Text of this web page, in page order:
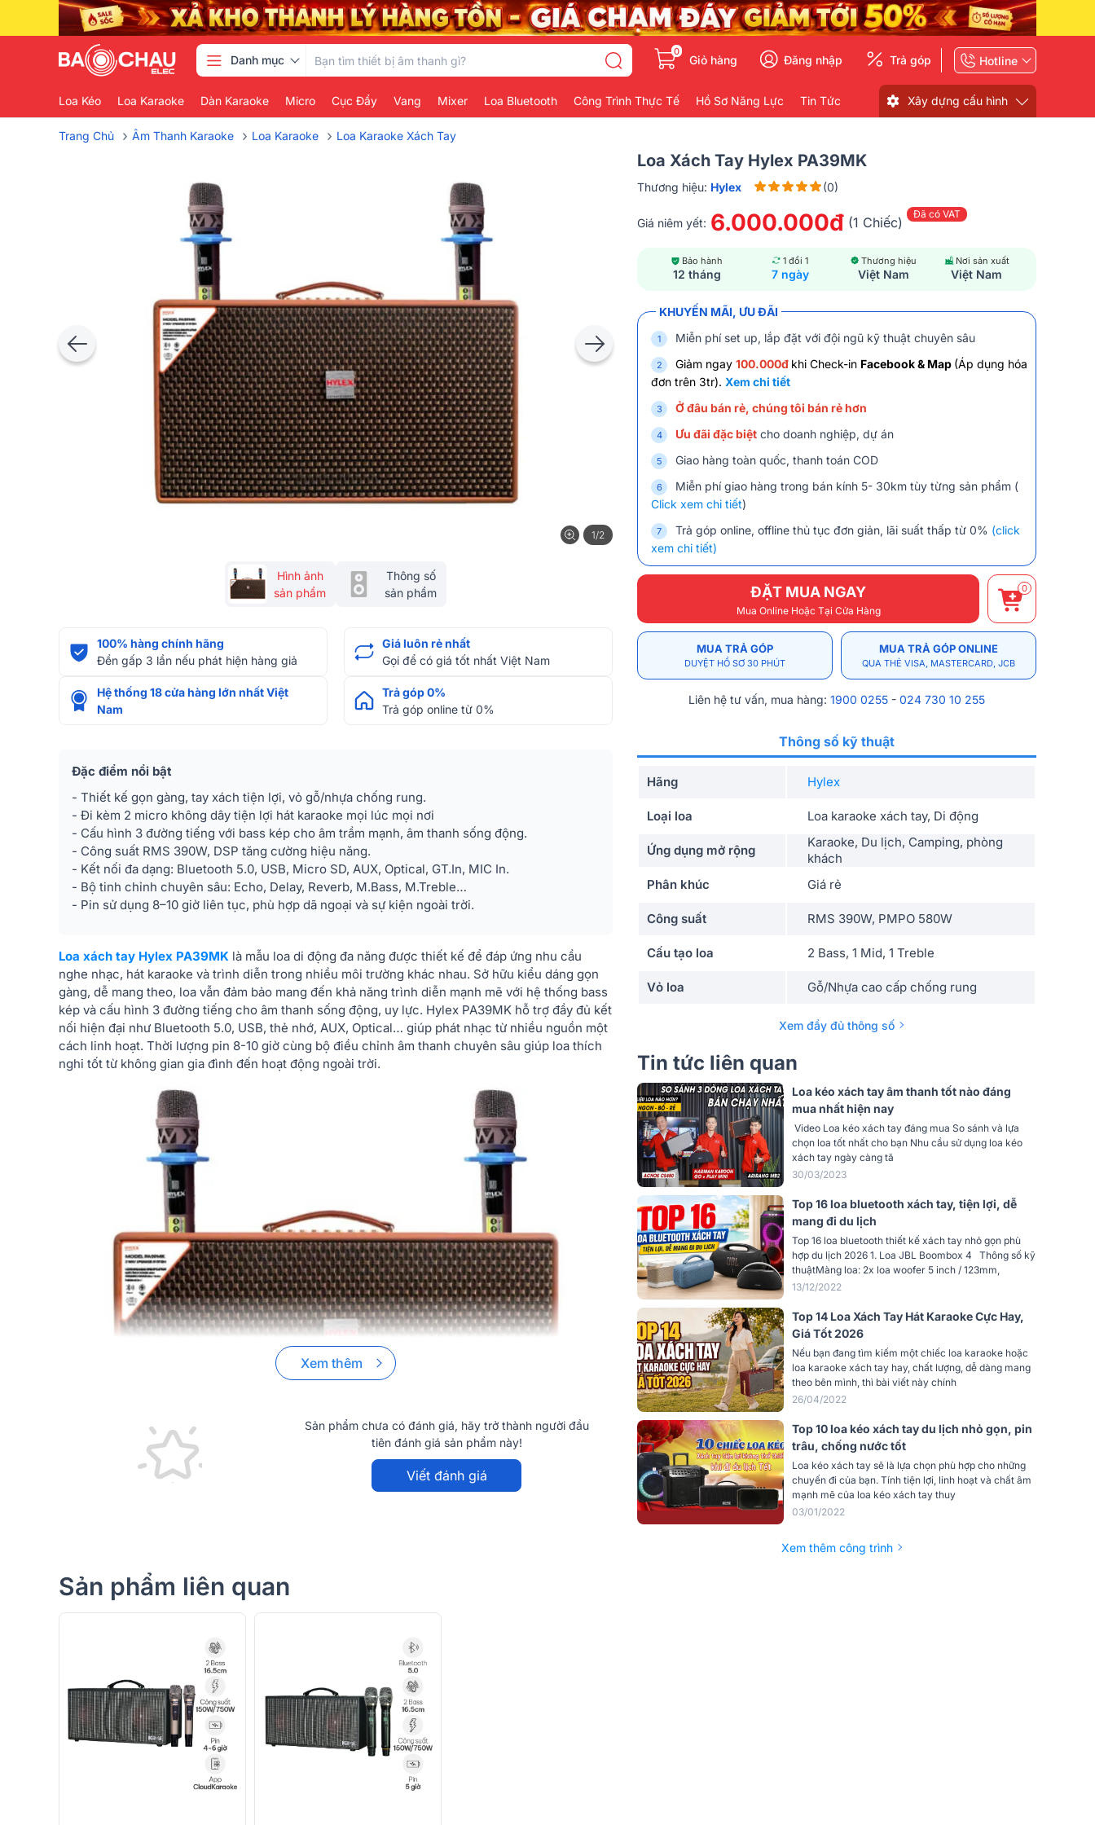
Danh mục
0
Giỏ hàng Đăng nhập Trả góp Hotline
Loa Kéo Loa Karaoke Dàn Karaoke Micro Cục Đẩy Vang Mixer Loa Bluetooth Công Trình Thực Tế Hồ Sơ Năng Lực Tin Tức Xây dựng cấu hình
Trang Chủ › Âm Thanh Karaoke › Loa Karaoke › Loa Karaoke Xách Tay
1/2
Hình ảnh
sản phẩm
Thông số
sản phẩm
100% hàng chính hãng
Đền gấp 3 lần nếu phát hiện hàng giả
Giá luôn rẻ nhất
Gọi để có giá tốt nhất Việt Nam
Hệ thống 18 cửa hàng lớn nhất Việt
Nam
Trả góp 0%
Trả góp online từ 0%
Đặc điểm nổi bật
- Thiết kế gọn gàng, tay xách tiện lợi, vỏ gỗ/nhựa chống rung.
- Đi kèm 2 micro không dây tiện lợi hát karaoke mọi lúc mọi nơi
- Cấu hình 3 đường tiếng với bass kép cho âm trầm mạnh, âm thanh sống động.
- Công suất RMS 390W, DSP tăng cường hiệu năng.
- Kết nối đa dạng: Bluetooth 5.0, USB, Micro SD, AUX, Optical, GT.In, MIC In.
- Bộ tinh chỉnh chuyên sâu: Echo, Delay, Reverb, M.Bass, M.Treble…
- Pin sử dụng 8–10 giờ liên tục, phù hợp dã ngoại và sự kiện ngoài trời.
Loa xách tay Hylex PA39MK là mẫu loa di động đa năng được thiết kế để đáp ứng nhu cầu
nghe nhạc, hát karaoke và trình diễn trong nhiều môi trường khác nhau. Sở hữu kiểu dáng gọn
gàng, dễ mang theo, loa vẫn đảm bảo mang đến khả năng trình diễn mạnh mẽ với hệ thống bass
kép và cấu hình 3 đường tiếng cho âm thanh sống động, uy lực. Hylex PA39MK hỗ trợ đầy đủ kết
nối hiện đại như Bluetooth 5.0, USB, thẻ nhớ, AUX, Optical… giúp phát nhạc từ nhiều nguồn một
cách linh hoạt. Thời lượng pin 8-10 giờ cùng bộ điều chỉnh âm thanh chuyên sâu giúp loa thích
nghi tốt từ không gian gia đình đến hoạt động ngoài trời.
chú trọng sự bền bỉ, thẩm mỹ và tính cơ động. Thân loa dạng hộp ngang mang phong cách cổ
điển pha hiện đại, cho cảm giác vững chắc nhưng không cồng kềnh. Vỏ ngoài được chế tạo từ
gỗ kết hợp nhựa cao cấp chống rung, giúp giảm thiểu cộng hưởng không mong muốn, giữ âm
Phần mặt trước nổi bật vớilưới hợp kim sắt không gỉ
đan họa tiết chắc chắn, góp phần bảo vệ hệ
thống củ loa bên trong trước các tác động vật lý và môi trường, đồng thời tạo điểm nhấn thẩm
mỹ mạnh mẽ. Lớp lưới này còn hỗ trợ tản âm, giúp âm thanh lan tỏa đều và mượt mà hơn.
Trên thân loa được tích hợptay xách dạng quai da/nhựa cao cấp
xách được tính toán hợp lý, đảm bảo cân bằng trọng lượng, giúp người dùng dễ dàng nhấc và di
chuyển trong thời gian dài mà không bị mỏi tay. Ngoài ra, bộ sản phẩm đi kèm
, với vị trí cắm gắn trực tiếp phía sau loa, vừa thuận tiện khi di chuyển vừa đảm bảo người
dùng luôn sẵn sàng sử dụng micro bất cứ lúc nào. Đây là một chi tiết nhỏ nhưng thể hiện rõ sự
Xem thêm
Sản phẩm chưa có đánh giá, hãy trở thành người đầu
tiên đánh giá sản phẩm này!
Viết đánh giá
Loa Xách Tay Hylex PA39MK
Thương hiệu: Hylex (0)
Giá niêm yết: 6.000.000đ (1 Chiếc)
Đã có VAT
Bảo hành
12 tháng
1 đổi 1
7 ngày
Thương hiệu
Việt Nam
Nơi sản xuất
Việt Nam
KHUYẾN MÃI, ƯU ĐÃI
Miễn phí set up, lắp đặt với đội ngũ kỹ thuật chuyên sâu
Giảm ngay 100.000đ khi Check-in Facebook & Map (Áp dụng hóa
đơn trên 3tr). Xem chi tiết
Ở đâu bán rẻ, chúng tôi bán rẻ hơn
Ưu đãi đặc biệt cho doanh nghiệp, dự án
Giao hàng toàn quốc, thanh toán COD
Miễn phí giao hàng trong bán kính 5- 30km tùy từng sản phẩm (
Click xem chi tiết)
Trả góp online, offline thủ tục đơn giản, lãi suất thấp từ 0% (click
xem chi tiết)
ĐẶT MUA NGAY
Mua Online Hoặc Tại Cửa Hàng
0
MUA TRẢ GÓP
DUYỆT HỒ SƠ 30 PHÚT
MUA TRẢ GÓP ONLINE
QUA THẺ VISA, MASTERCARD, JCB
Liên hệ tư vấn, mua hàng: 1900 0255 - 024 730 10 255
Thông số kỹ thuật
Hãng Hylex
Loại loa Loa karaoke xách tay, Di động
Ứng dụng mở rộng
Karaoke, Du lịch, Camping, phòng
khách
Phân khúc
Giá rẻ
Công suất RMS 390W, PMPO 580W
Cấu tạo loa 2 Bass, 1 Mid, 1 Treble
Vỏ loa Gỗ/Nhựa cao cấp chống rung
Hợp kim sắt không gỉ
Kết nối
Tùy chỉnh âm thanh
GT.Vol, Mic.Vol, M.Bass, M.Treble,
Delay, Echo, Reverb, Bass, Treble,
Volume
Nút chức năng
REC/PLAY, Back, Next, Pause/Play,
Power On/Off
Chế độ DSP
Có
Điều khiển từ xa IR
Tùy chỉnh tiếng vang Có
Thời lượng pin 8–10 giờ
Xem đầy đủ thông số
Tin tức liên quan
Loa kéo xách tay âm thanh tốt nào đáng
mua nhất hiện nay
Video Loa kéo xách tay đáng mua So sánh và lựa
chọn loa tốt nhất cho bạn Nhu cầu sử dụng loa kéo
xách tay ngày càng tă
30/03/2023
Top 16 loa bluetooth xách tay, tiện lợi, dễ
mang đi du lịch
Top 16 loa bluetooth thiết kế xách tay nhỏ gọn phù
hợp du lịch 2026 1. Loa JBL Boombox 4 Thông số kỹ
thuậtMàng loa: 2x loa woofer 5 inch / 123mm,
13/12/2022
Top 14 Loa Xách Tay Hát Karaoke Cực Hay,
Giá Tốt 2026
Nếu bạn đang tìm kiếm một chiếc loa karaoke hoặc
loa karaoke xách tay hay, chất lượng, dễ dàng mang
theo bên mình, thì bài viết này chính
26/04/2022
Top 10 loa kéo xách tay du lịch nhỏ gọn, pin
trâu, chống nước tốt
Loa kéo xách tay sẽ là lựa chọn phù hợp cho những
chuyến đi của bạn. Tính tiện lợi, linh hoạt và chất âm
mạnh mẽ của loa kéo xách tay thuy
03/01/2022
Xem thêm công trình
Sản phẩm liên quan